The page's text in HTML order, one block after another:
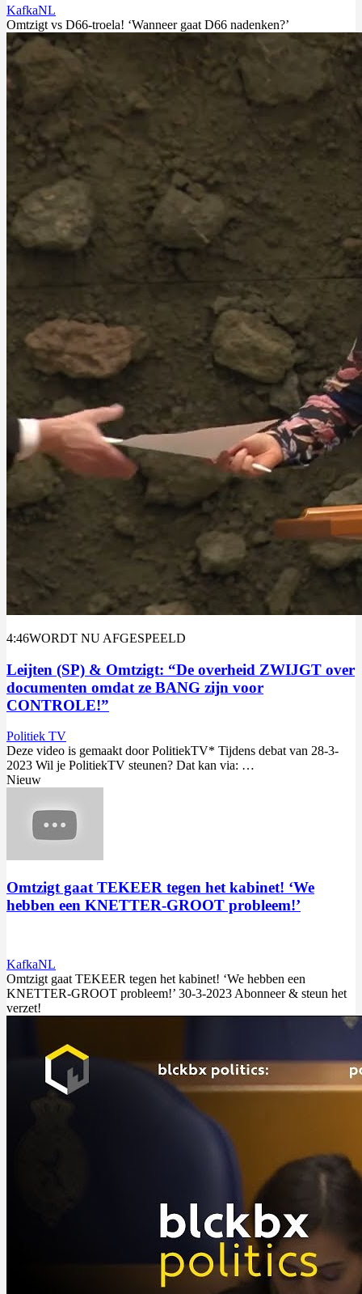
KafkaNL
Omtzigt vs D66-troela! ‘Wanneer gaat D66 nadenken?’
4:46WORDT NU AFGESPEELD
Leijten (SP) & Omtzigt: “De overheid ZWIJGT over
documenten omdat ze BANG zijn voor
CONTROLE!”
Politiek TV
Deze video is gemaakt door PolitiekTV* Tijdens debat van 28-3-
2023 Wil je PolitiekTV steunen? Dat kan via: …
Nieuw
Omtzigt gaat TEKEER tegen het kabinet! ‘We
hebben een KNETTER-GROOT probleem!’
KafkaNL
Omtzigt gaat TEKEER tegen het kabinet! ‘We hebben een
KNETTER-GROOT probleem!’ 30-3-2023 Abonneer & steun het
verzet!